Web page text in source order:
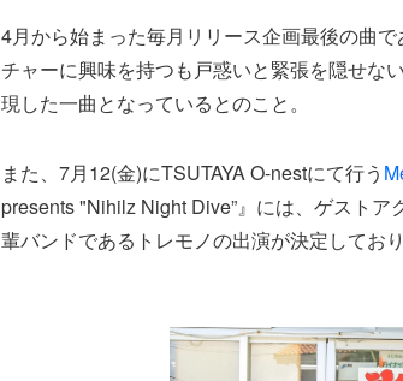
4月から始まった毎月リリース企画最後の曲
チャーに興味を持つも戸惑いと緊張を隠せな
現した一曲となっているとのこと。
また、7月12(金)にTSUTAYA O-nestにて行う
presents "Nihilz Night Dive”』には、ゲスト
輩バンドであるトレモノの出演が決定しており